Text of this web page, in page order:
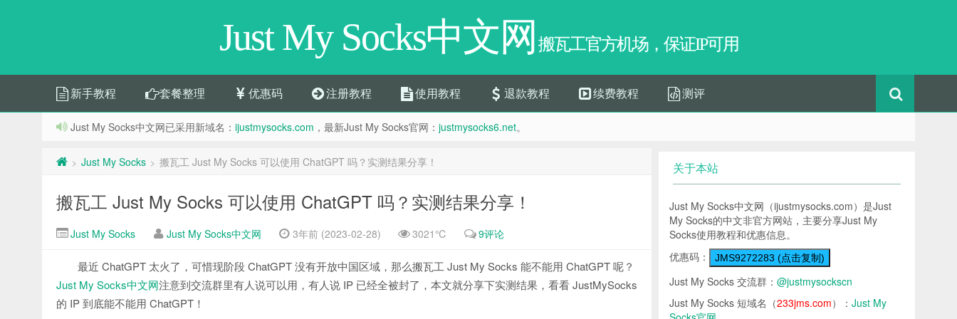
Just My Socks中文网 搬瓦工官方机场，保证IP可用
新手教程 套餐整理 优惠码 注册教程 使用教程 退款教程 续费教程 测评
Just My Socks中文网已采用新域名： ijustmysocks.com ，最新Just My Socks官网： justmysocks6.net。
> Just My Socks > 搬瓦工 Just My Socks 可以使用 ChatGPT 吗？实测结果分享！
搬瓦工 Just My Socks 可以使用 ChatGPT 吗？实测结果分享！
Just My Socks Just My Socks中文网 3年前 (2023-02-28) 3021℃ 9评论
最近 ChatGPT 太火了，可惜现阶段 ChatGPT 没有开放中国区域，那么搬瓦工 Just My Socks 能不能用 ChatGPT 呢？
Just My Socks中文网注意到交流群里有人说可以用，有人说 IP 已经全被封了，本文就分享下实测结果，看看 JustMySocks
的 IP 到底能不能用 ChatGPT！
关于本站
Just My Socks中文网（ijustmysocks.com）是Just
My Socks的中文非官方网站，主要分享Just My
Socks使用教程和优惠信息。
优惠码：
JMS9272283 (点击复制)
Just My Socks 交流群： @justmysockscn
Just My Socks 短域名（233jms.com）： Just My